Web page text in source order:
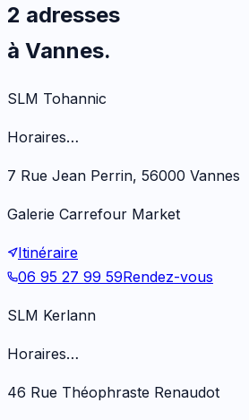
2 adresses
à Vannes.
SLM Tohannic
Horaires…
7 Rue Jean Perrin, 56000 Vannes
Galerie Carrefour Market
Itinéraire
06 95 27 99 59Rendez-vous
SLM Kerlann
Horaires…
46 Rue Théophraste Renaudot